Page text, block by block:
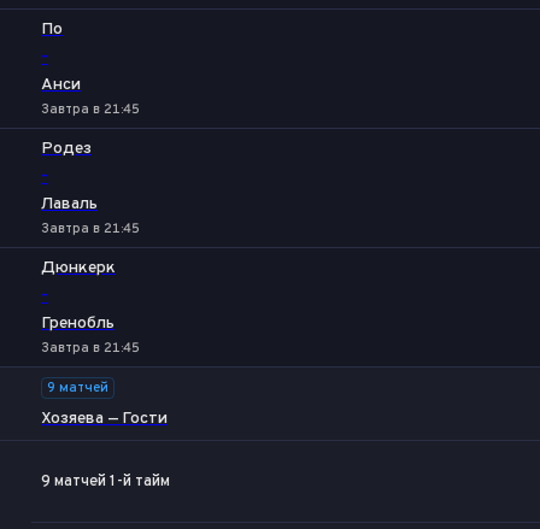
По
-
Анси
Завтра в 21:45
Родез
-
Лаваль
Завтра в 21:45
Дюнкерк
-
Гренобль
Завтра в 21:45
9 матчей
Хозяева — Гости
9 матчей 1-й тайм